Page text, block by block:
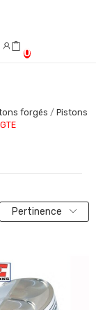
0
forgés
Pistons
Pertinence